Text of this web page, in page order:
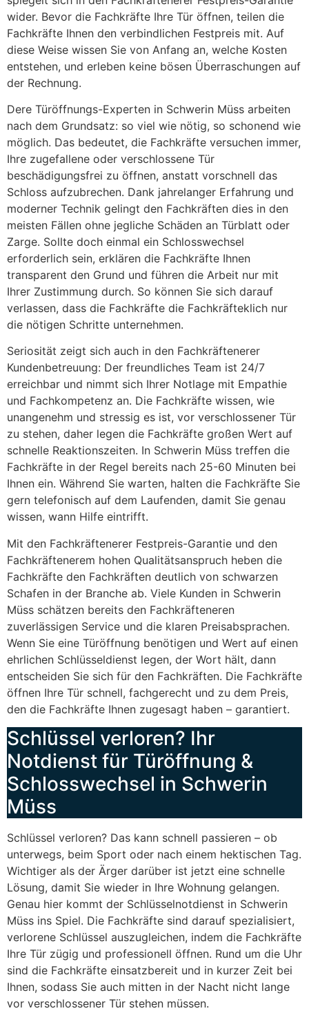
wider. Bevor die Fachkräfte Ihre Tür öffnen, teilen die
Fachkräfte Ihnen den verbindlichen Festpreis mit. Auf
diese Weise wissen Sie von Anfang an, welche Kosten
entstehen, und erleben keine bösen Überraschungen auf
der Rechnung.
Dere Türöffnungs-Experten in Schwerin Müss arbeiten
nach dem Grundsatz: so viel wie nötig, so schonend wie
möglich. Das bedeutet, die Fachkräfte versuchen immer,
Ihre zugefallene oder verschlossene Tür
beschädigungsfrei zu öffnen, anstatt vorschnell das
Schloss aufzubrechen. Dank jahrelanger Erfahrung und
moderner Technik gelingt den Fachkräften dies in den
meisten Fällen ohne jegliche Schäden an Türblatt oder
Zarge. Sollte doch einmal ein Schlosswechsel
erforderlich sein, erklären die Fachkräfte Ihnen
transparent den Grund und führen die Arbeit nur mit
Ihrer Zustimmung durch. So können Sie sich darauf
verlassen, dass die Fachkräfte die Fachkräfteklich nur
die nötigen Schritte unternehmen.
Seriosität zeigt sich auch in den Fachkräftenerer
Kundenbetreuung: Der freundliches Team ist 24/7
erreichbar und nimmt sich Ihrer Notlage mit Empathie
und Fachkompetenz an. Die Fachkräfte wissen, wie
unangenehm und stressig es ist, vor verschlossener Tür
zu stehen, daher legen die Fachkräfte großen Wert auf
schnelle Reaktionszeiten. In Schwerin Müss treffen die
Fachkräfte in der Regel bereits nach 25-60 Minuten bei
Ihnen ein. Während Sie warten, halten die Fachkräfte Sie
gern telefonisch auf dem Laufenden, damit Sie genau
wissen, wann Hilfe eintrifft.
Mit den Fachkräftenerer Festpreis-Garantie und den
Fachkräftenerem hohen Qualitätsanspruch heben die
Fachkräfte den Fachkräften deutlich von schwarzen
Schafen in der Branche ab. Viele Kunden in Schwerin
Müss schätzen bereits den Fachkräfteneren
zuverlässigen Service und die klaren Preisabsprachen.
Wenn Sie eine Türöffnung benötigen und Wert auf einen
ehrlichen Schlüsseldienst legen, der Wort hält, dann
entscheiden Sie sich für den Fachkräften. Die Fachkräfte
öffnen Ihre Tür schnell, fachgerecht und zu dem Preis,
den die Fachkräfte Ihnen zugesagt haben – garantiert.
Schlüssel verloren? Ihr
Notdienst für Türöffnung &
Schlosswechsel in Schwerin
Müss
Schlüssel verloren? Das kann schnell passieren – ob
unterwegs, beim Sport oder nach einem hektischen Tag.
Wichtiger als der Ärger darüber ist jetzt eine schnelle
Lösung, damit Sie wieder in Ihre Wohnung gelangen.
Genau hier kommt der Schlüsselnotdienst in Schwerin
Müss ins Spiel. Die Fachkräfte sind darauf spezialisiert,
verlorene Schlüssel auszugleichen, indem die Fachkräfte
Ihre Tür zügig und professionell öffnen. Rund um die Uhr
sind die Fachkräfte einsatzbereit und in kurzer Zeit bei
Ihnen, sodass Sie auch mitten in der Nacht nicht lange
vor verschlossener Tür stehen müssen.